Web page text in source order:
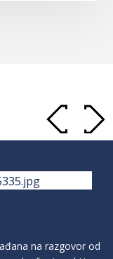
na razgovor od